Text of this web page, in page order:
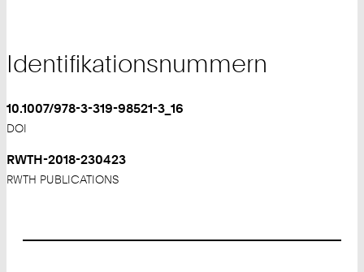
Identifikationsnummern
10.1007/978-3-319-98521-3_16
DOI
RWTH-2018-230423
RWTH PUBLICATIONS